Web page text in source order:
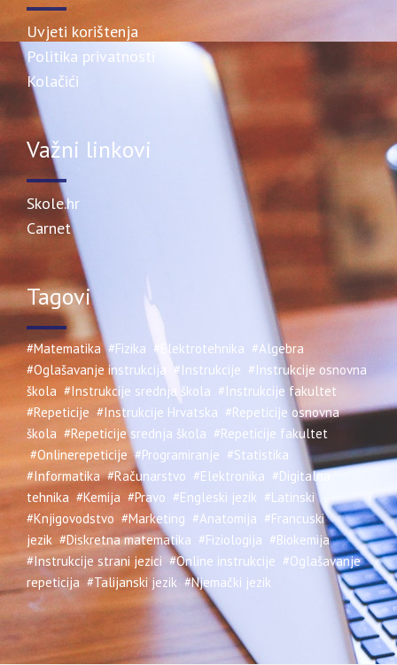
Uvjeti korištenja
Politika privatnosti
Kolačići
Važni linkovi
Skole.hr
Carnet
Tagovi
#Matematika #Fizika #Elektrotehnika #Algebra
#Oglašavanje instrukcija
#Instrukcije #Instrukcije osnovna
škola #Instrukcije srednja škola #Instrukcije fakultet
#Repeticije #Instrukcije Hrvatska #Repeticije osnovna
škola #Repeticije srednja škola #Repeticije fakultet
#Onlinerepeticije #Programiranje #Statistika
#Informatika #Računarstvo #Elektronika #Digitalna
tehnika #Kemija #Pravo #Engleski jezik #Latinski
#Knjigovodstvo #Marketing #Anatomija #Francuski
jezik #Diskretna matematika #Fiziologija #Biokemija
#Instrukcije strani jezici #Online instrukcije #Oglašavanje
repeticija #Talijanski jezik #Njemački jezik